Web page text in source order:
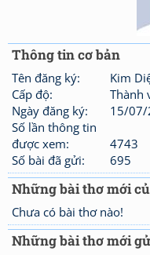
Thông tin cơ bản
Tên đăng ký:
Kim
Cấp độ:
Thành
Ngày đăng ký:
15/07/
Số lần thông tin
được xem:
4743
Số bài đã gửi:
695
Những bài thơ mới
Chưa có bài thơ nào!
Những bài thơ mới